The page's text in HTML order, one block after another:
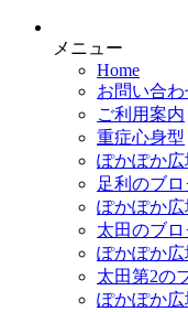
メニュー
Home
お問い合わ
ご利用案内
重症心身型
ぽかぽか広
足利のブ
ぽかぽか広
太田のブロ
ぽかぽか
太田第2の
ぽかぽか